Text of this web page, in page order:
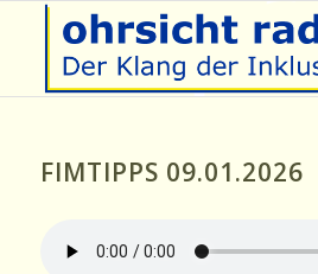
FIMTIPPS 09.01.2026